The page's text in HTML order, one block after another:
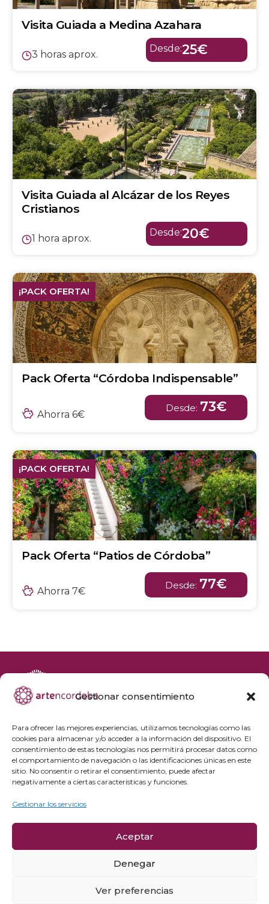
Gestionar consentimiento
Para ofrecer las mejores experiencias, utilizamos tecnologías como las
cookies para almacenar y/o acceder a la información del dispositivo. El
consentimiento de estas tecnologías nos permitirá procesar datos como
el comportamiento de navegación o las identificaciones únicas en este
sitio. No consentir o retirar el consentimiento, puede afectar
negativamente a ciertas características y funciones.
Gestionar los servicios
Aceptar
Denegar
Ver preferencias
Visita Guiada a Medina Azahara
3 horas aprox.
Desde:25€
Visita Guiada al Alcázar de los Reyes
Cristianos
1 hora aprox.
Desde:20€
¡PACK OFERTA!
Pack Oferta “Córdoba Indispensable”
Ahorra 6€
Desde: 73€
¡PACK OFERTA!
Pack Oferta “Patios de Córdoba”
Ahorra 7€
Desde: 77€
Agenda cultural
Preguntas frecuentes
Grupos privados
Política de privacidad
Política de cookies